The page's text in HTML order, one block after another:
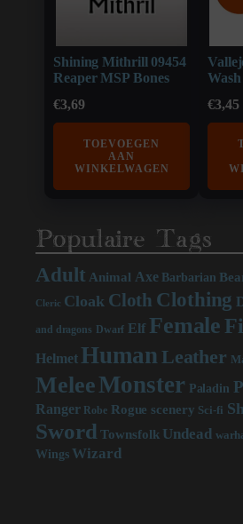
Shining Mithrill 09454
Reaper MSP Bones
€3,69
TOEVOEGEN
AAN
WINKELWAGEN
€3,45
Populaire Tags
Adult Animal Axe Barbarian
Cleric Cloak Cloth Clothing
and dragons Dwarf Elf Female
Helmet Human Leather
MeleeMonster Paladin
Ranger Robe Rogue scenery Sci-fi
Sword Townsfolk Undead
Wings Wizard